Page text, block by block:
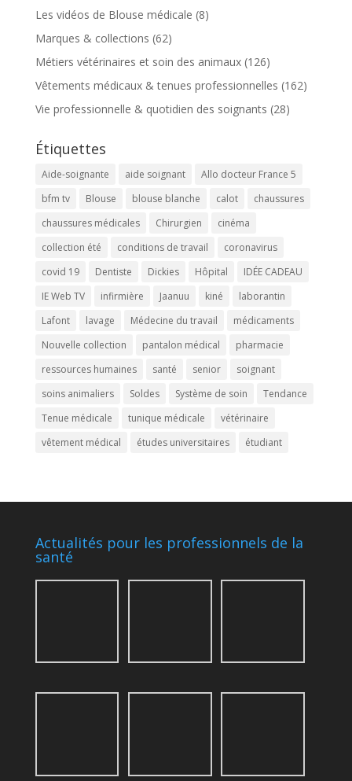
Les vidéos de Blouse médicale (8)
Marques & collections (62)
Métiers vétérinaires et soin des animaux(126)
Vêtements médicaux & tenues professionnelles (162)
Vie professionnelle & quotidien des soignants (28)
Étiquettes
Aide-soignante aide soignant
Allo docteur France 5
bfm tv
Blouse blouse blanche calot
chaussures
chaussures médicales
Chirurgien
cinéma
collection été
conditions de travail
coronavirus
covid 19
Dentiste Dickies Hôpital
IDÉE CADEAU
IE Web TV
infirmière Jaanuu kiné
laborantin
Lafont
lavage Médecine du travail
médicaments
Nouvelle collection
pantalon médical
pharmacie
ressources humaines
santé senior
soignant
soins animaliers
Soldes Système de soin
Tendance
Tenue médicale
tunique médicale
vétérinaire
vêtement médical
études universitaires étudiant
Actualités pour les professionnels de la
santé